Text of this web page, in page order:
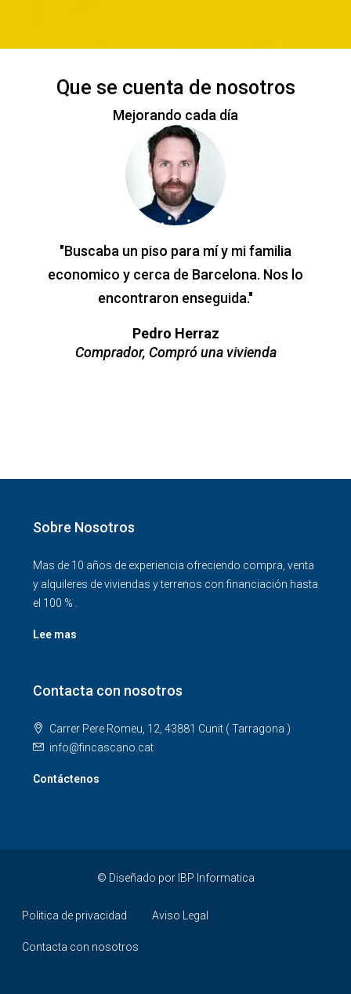
Que se cuenta de nosotros
Mejorando cada día
"Buscaba un piso para mí y mi familia
economico y cerca de Barcelona. Nos lo
encontraron enseguida."
Pedro Herraz
Comprador, Compró una vivienda
Sobre Nosotros
Mas de 10 años de experiencia ofreciendo compra, venta
y alquileres de viviendas y terrenos con financiación hasta
el 100 % .
Lee mas
Contacta con nosotros
Carrer Pere Romeu, 12, 43881 Cunit ( Tarragona )
info@fincascano.cat
Contáctenos
© Diseñado por IBP Informatica
Politica de privacidad Aviso Legal
Contacta con nosotros